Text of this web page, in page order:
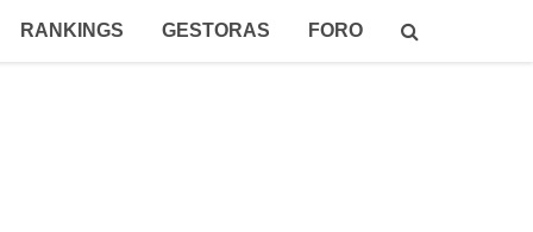
RANKINGS GESTORAS FORO